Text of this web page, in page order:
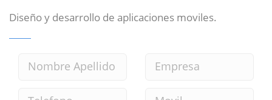
Diseño y desarrollo de aplicaciones moviles.